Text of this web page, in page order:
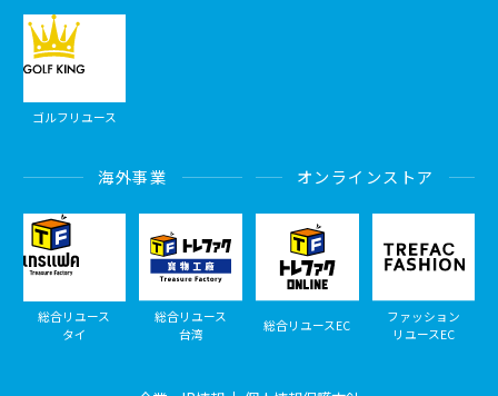
ゴルフリユース
海外事業
総合リユース
タイ
総合リユース
台湾
オンラインストア
総合リユースEC
ファッション
リユースEC